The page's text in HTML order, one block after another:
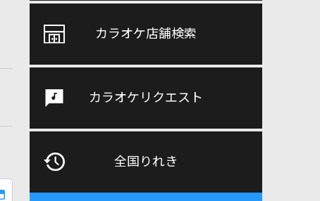
カラオケ店舗検索
カラオケリクエスト
全国りれき